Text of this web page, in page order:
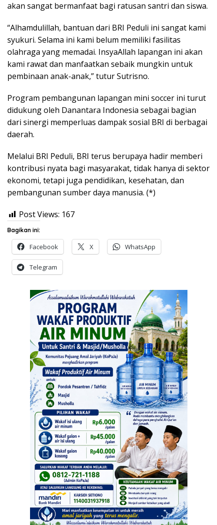
akan sangat bermanfaat bagi ratusan santri dan siswa.
“Alhamdulillah, bantuan dari BRI Peduli ini sangat kami
syukuri. Selama ini kami belum memiliki fasilitas
olahraga yang memadai. InsyaAllah lapangan ini akan
kami rawat dan manfaatkan sebaik mungkin untuk
pembinaan anak-anak,” tutur Sutrisno.
Program pembangunan lapangan mini soccer ini turut
didukung oleh Danantara Indonesia sebagai bagian
dari sinergi memperluas dampak sosial BRI di berbagai
daerah.
Melalui BRI Peduli, BRI terus berupaya hadir memberi
kontribusi nyata bagi masyarakat, tidak hanya di sektor
ekonomi, tetapi juga pendidikan, kesehatan, dan
pembangunan sumber daya manusia. (*)
Post Views: 167
Bagikan ini:
Facebook X WhatsApp
Telegram